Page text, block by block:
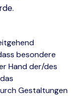
besondere
Hand der/des
Gestaltungen